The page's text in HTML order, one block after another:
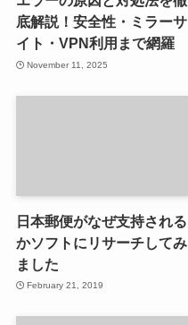
底解説！安全性・ミラーサ
イト・VPN利用まで網羅
November 11, 2025
日本郵便がなぜ支持される
かソフトにリサーチしてみ
ました
February 21, 2019